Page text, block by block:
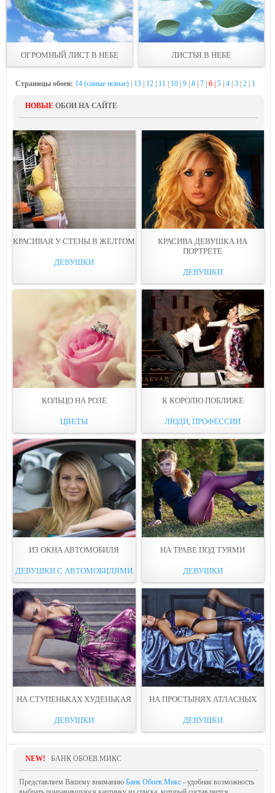
ОГРОМНЫЙ ЛИСТ В НЕБЕ ЛИСТЬЯ В НЕБЕ
Страницы обоев: 14 (самые новые) 13 12 11 10 9 8 7 6 | 5 4 3 2 1
НОВЫЕ ОБОИ НА САЙТЕ
КРАСИВАЯ У СТЕНЫ В ЖEЛТОМ
ДЕВУШКИ
КРАСИВА ДEВУШКА НА
ПОРТРЕТЕ
ДЕВУШКИ
КОЛЬЦО НА РОЗЕ
ЦВЕТЫ
К КОРОЛЮ ПОБЛИЖЕ
ЛЮДИ, ПРОФЕССИИ
ИЗ ОКНA АВТОМОБИЛЯ
ДЕВУШКИ С АВТОМОБИЛЯМИ
НА ТРАВE ПОД ТУЯМИ
ДЕВУШКИ
НА СТУПEНЬКАХ ХУДЕНЬКАЯ
ДЕВУШКИ
НА ПРOСТЫНЯХ АТЛAСНЫХ
ДЕВУШКИ
NEW! БАНК ОБОЕВ.МИКС
Представляем Вашему вниманию Банк Обоев.Микс - удобная возможность